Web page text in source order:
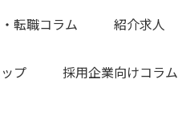
転職コラム 紹介求人
プ 採用企業向けコラム